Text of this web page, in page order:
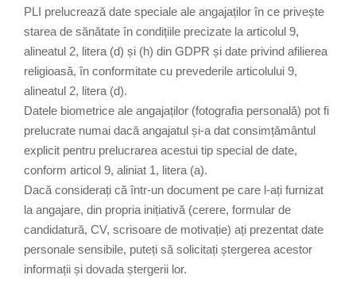
PLI prelucrează date speciale ale angajaților în ce privește
starea de sănătate în condițiile precizate la articolul 9,
alineatul 2, litera (d) și (h) din GDPR și date privind afilierea
religioasă, în conformitate cu prevederile articolului 9,
alineatul 2, litera (d).
Datele biometrice ale angajaților (fotografia personală) pot fi
prelucrate numai dacă angajatul și-a dat consimțământul
explicit pentru prelucrarea acestui tip special de date,
conform articol 9, aliniat 1, litera (a).
Dacă considerați că într-un document pe care l-ați furnizat
la angajare, din propria inițiativă (cerere, formular de
candidatură, CV, scrisoare de motivație) ați prezentat date
personale sensibile, puteți să solicitați ștergerea acestor
informații și dovada ștergerii lor.